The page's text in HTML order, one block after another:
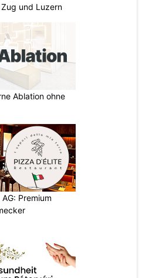
und Luzern
Ablation ohne
Premium